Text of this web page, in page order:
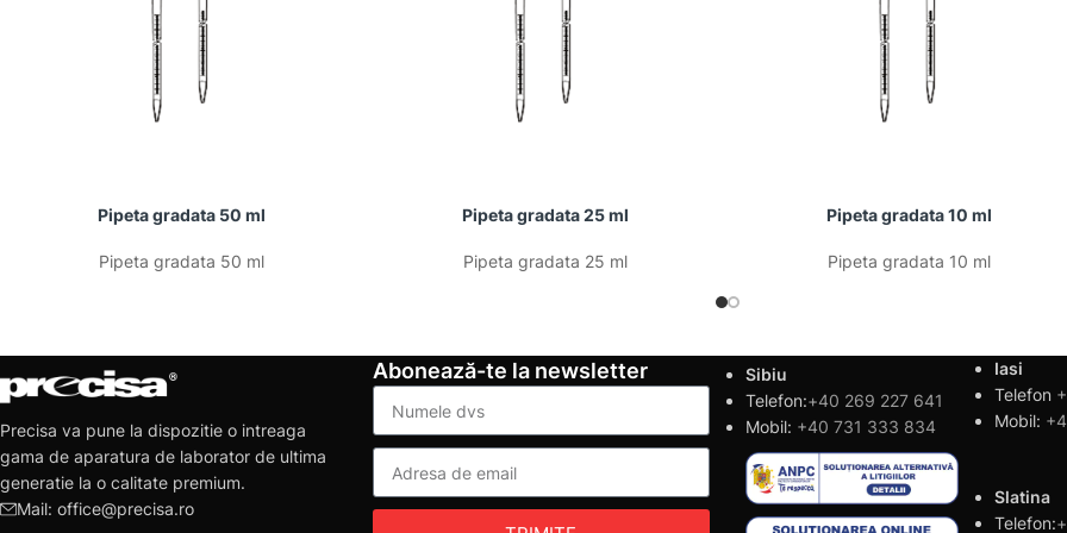
Pipeta gradata 50 ml
Pipeta gradata 50 ml
Pipeta gradata 25 ml
Pipeta gradata 25 ml
Pipeta gradata 10 ml
Pipeta gradata 10 ml
Precisa va pune la dispozitie o intreaga
gama de aparatura de laborator de ultima
generatie la o calitate premium.
Mail: office@precisa.ro
Abonează-te la newsletter
Sibiu
Telefon:+40 269 227 641
Mobil: +40 731 333 834
Iasi
Telefon
Mobil:
Slatina
Telefon: